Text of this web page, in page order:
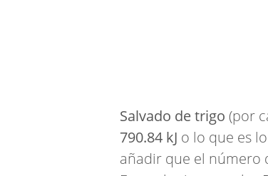
Salvado de trigo (por
790.84 kJ o lo que es
añadir que el número